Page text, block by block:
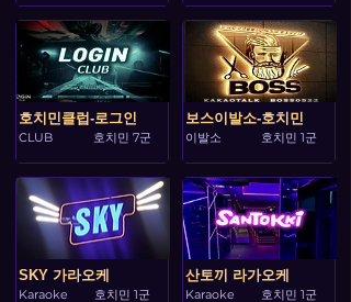
호치민클럽-로그인
CLUB 호치민 7군
SKY 가라오케
Karaoke 호치민 1군
보스이발소-호치민
이발소 호치민 1군
산토끼 라가오케
Karaoke 호치민 1군